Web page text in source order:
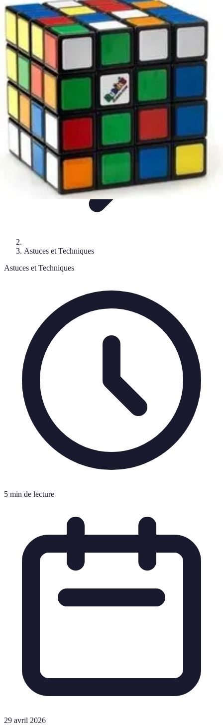
Guide Rubik Cube
TutorielsDébutantComparatifsInformatifTendances
Guide Rubik Cube
Astuces et Techniques
Astuces et Techniques
5 min de lecture
29 avril 2026